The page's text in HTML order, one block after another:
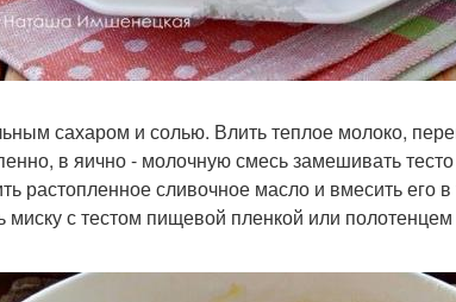
сахаром и солью. Влить теплое молоко,
в яично - молочную смесь замешивать
растопленное сливочное масло и вмесить его
миску с тестом пищевой пленкой или